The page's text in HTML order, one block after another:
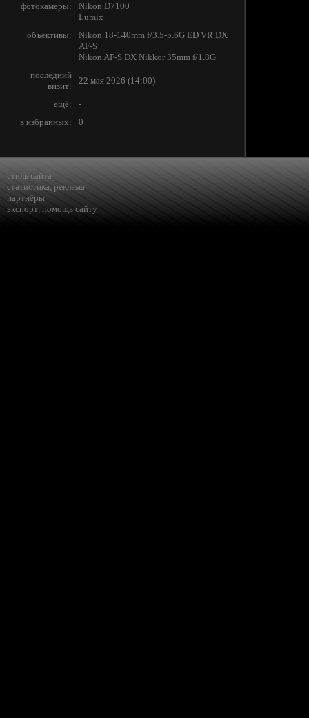
фотокамеры:
Nikon D7100
Lumix
объективы:
Nikon 18-140mm f/3.5-5.6G ED VR DX
AF-S
Nikon AF-S DX Nikkor 35mm f/1.8G
последний
визит:
22 мая 2026 (14:00)
ещё:
-
в избранных:
0
стиль сайта
статистика, реклама
партнёры
экспорт, помощь сайту